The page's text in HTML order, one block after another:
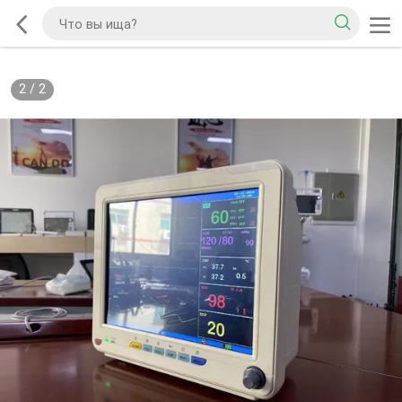
2/ 2